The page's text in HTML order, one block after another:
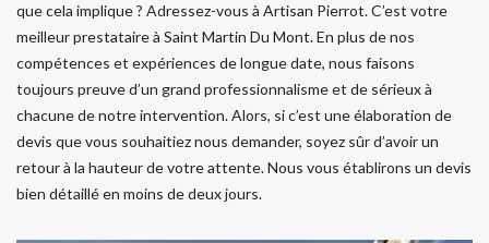
que cela implique ? Adressez-vous à Artisan Pierrot. C’est votre
meilleur prestataire à Saint Martin Du Mont. En plus de nos
compétences et expériences de longue date, nous faisons
toujours preuve d’un grand professionnalisme et de sérieux à
chacune de notre intervention. Alors, si c’est une élaboration de
devis que vous souhaitiez nous demander, soyez sûr d’avoir un
retour à la hauteur de votre attente. Nous vous établirons un devis
bien détaillé en moins de deux jours.